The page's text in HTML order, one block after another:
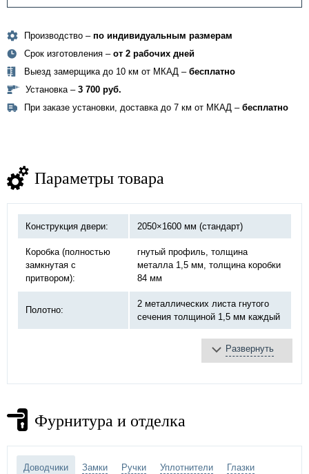
Производство – по индивидуальным размерам
Срок изготовления – от 2 рабочих дней
Выезд замерщика до 10 км от МКАД – бесплатно
Установка – 3 700 руб.
При заказе установки, доставка до 7 км от МКАД – бесплатно
Параметры товара
Конструкция двери: 2050×1600 мм (стандарт)
Коробка (полностью
замкнутая с
притвором):
гнутый профиль, толщина
металла 1,5 мм, толщина коробки
84 мм
Полотно:
2 металлических листа гнутого
сечения толщиной 1,5 мм каждый
базальтовая плита
терморасширяющаяся
Замок:
противопожарный «DOORLOCK»,
Петли: на закрытых подшипниках Ø20 мм
Развернуть
Фурнитура и отделка
Доводчики Замки Ручки Уплотнители Глазки